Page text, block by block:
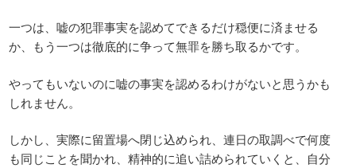
一つは、嘘の犯罪事実を認めてできるだけ穏便に済ませる
か、もう一つは徹底的に争って無罪を勝ち取るかです。
やってもいないのに嘘の事実を認めるわけがないと思うかも
しれません。
しかし、実際に留置場へ閉じ込められ、連日の取調べで何度
も同じことを聞かれ、精神的に追い詰められていくと、自分